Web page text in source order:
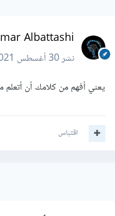
Albattashi
نشر30 أغسطس 2021
يعني أفهم من كلامك أن أتعلم
اقتباس